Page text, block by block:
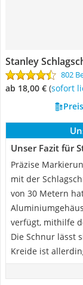
Stanley
802
ab 18,00 € ( Sofort
Unser Fazit für
Präzise
mit der
von 30 Metern
verfügt, mithilfe
Die Schnur lässt
Kreide ist